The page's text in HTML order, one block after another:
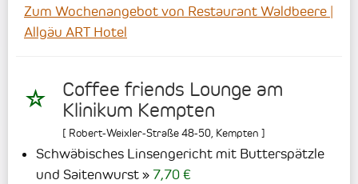
Zum Wochenangebot von Restaurant Waldbeere |
Allgäu ART Hotel
Coffee friends Lounge am
Klinikum Kempten
[ Robert-Weixler-Straße 48-50 Kempten ]
Schwäbisches Linsengericht mit Butterspätzle
und Saitenwurst
7,70 €